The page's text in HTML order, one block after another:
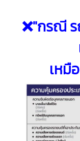
❌"กรณี
เหมื